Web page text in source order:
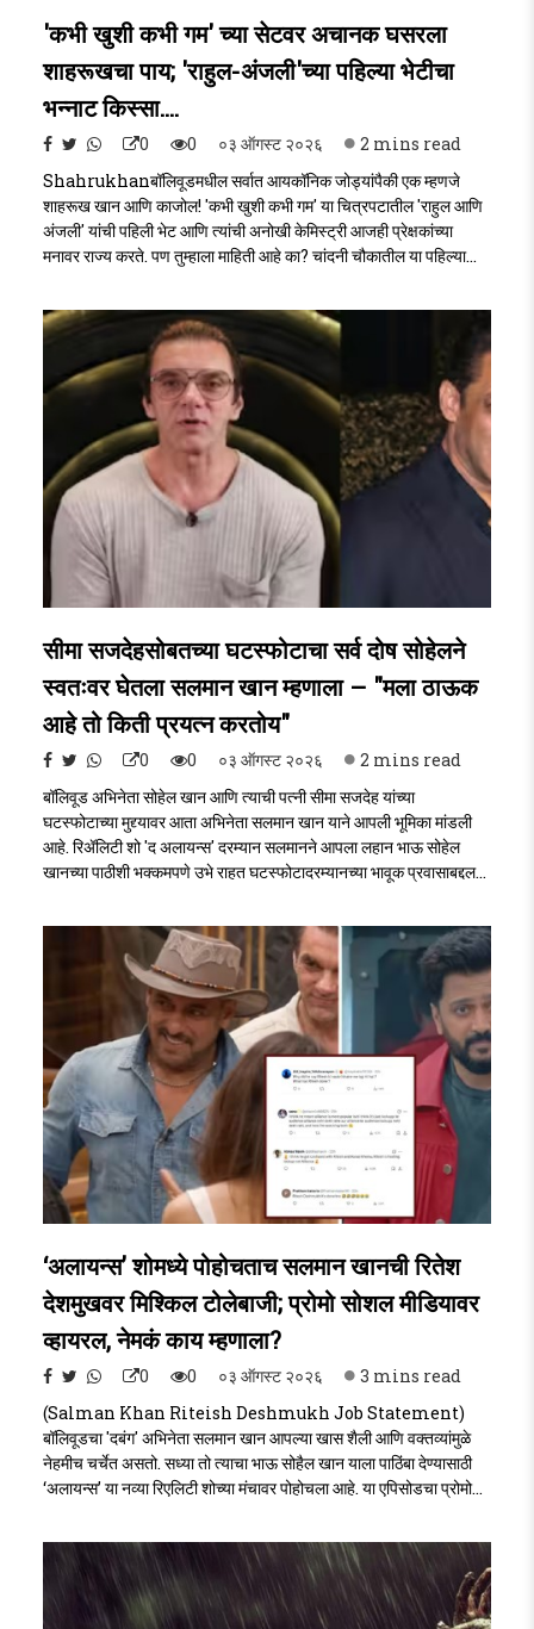
'कभी खुशी कभी गम' च्या सेटवर अचानक घसरला
शाहरूखचा पाय; 'राहुल-अंजली'च्या पहिल्या भेटीचा
भन्नाट किस्सा....
0 0 ०३ ऑगस्ट २०२६
2 mins read
Shahrukhanबॉलिवूडमधील सर्वात आयकॉनिक जोड्यांपैकी एक म्हणजे
शाहरूख खान आणि काजोल! 'कभी खुशी कभी गम' या चित्रपटातील 'राहुल आणि
अंजली' यांची पहिली भेट आणि त्यांची अनोखी केमिस्ट्री आजही प्रेक्षकांच्या
मनावर राज्य करते. पण तुम्हाला माहिती आहे का? चांदनी चौकातील या पहिल्या
अधिकच खास आणि खास आठवणीत राहणारा बनवला!..
सीमा सजदेहसोबतच्या घटस्फोटाचा सर्व दोष सोहेलने
स्वतःवर घेतला सलमान खान म्हणाला – "मला ठाऊक
आहे तो किती प्रयत्न करतोय"
0 0 ०३ ऑगस्ट २०२६
2 mins read
बॉलिवूड अभिनेता सोहेल खान आणि त्याची पत्नी सीमा सजदेह यांच्या
घटस्फोटाच्या मुद्द्यावर आता अभिनेता सलमान खान याने आपली भूमिका मांडली
आहे. रिॲलिटी शो 'द अलायन्स' दरम्यान सलमानने आपला लहान भाऊ सोहेल
खानच्या पाठीशी भक्कमपणे उभे राहत घटस्फोटादरम्यानच्या भावूक प्रवासाबद्दल
‘अलायन्स’ शोमध्ये पोहोचताच सलमान खानची रितेश
देशमुखवर मिश्किल टोलेबाजी; प्रोमो सोशल मीडियावर
व्हायरल, नेमकं काय म्हणाला?
0 0 ०३ ऑगस्ट २०२६
3 mins read
(Salman Khan Riteish Deshmukh Job Statement)
बॉलिवूडचा 'दबंग' अभिनेता सलमान खान आपल्या खास शैली आणि वक्तव्यांमुळे
नेहमीच चर्चेत असतो. सध्या तो त्याचा भाऊ सोहैल खान याला पाठिंबा देण्यासाठी
‘अलायन्स’ या नव्या रिएलिटी शोच्या मंचावर पोहोचला आहे. या एपिसोडचा प्रोमो
देशमुख याच्यावर मारलेला मिश्किल टोला तुफान चर्चेत आला आहे. “रितेश
देशमुखची नोकरी धोक्यात आहे असं दिसतंय,” असे वक्तव्य सलमानने केल्यामुळे
नेटकऱ्यांमध्ये प्रचंड उत्सुकता निर्माण ..